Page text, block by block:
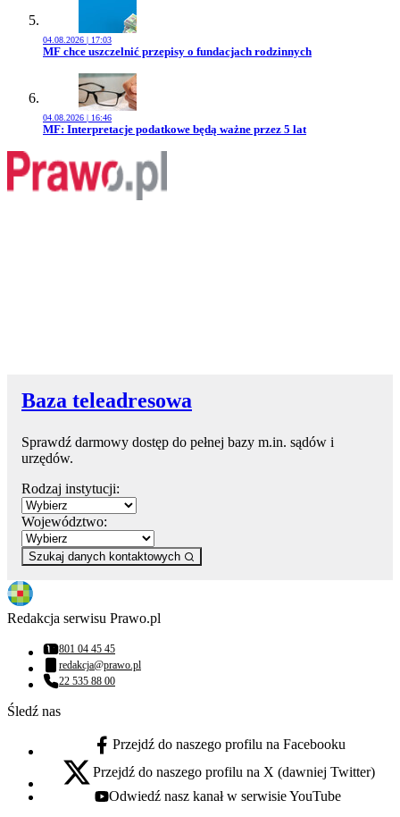
04.08.2026 | 17:03
Przejdź do artykułu:
MF chce uszczelnić przepisy o fundacjach rodzinnych
04.08.2026 | 16:46
Przejdź do artykułu:
MF: Interpretacje podatkowe będą ważne przez 5 lat
Baza teleadresowa
Sprawdź darmowy dostęp do pełnej bazy m.in. sądów i
urzędów.
Rodzaj instytucji:
Województwo:
Szukaj danych kontaktowych
Redakcja serwisu Prawo.pl
Numer telefonu:
801 04 45 45
Adres email:
redakcja@prawo.pl
Numer telefonu:
22 535 88 00
Śledź nas
facebook - otwiera się w nowej karcie
Przejdź do naszego profilu na Facebooku
x - otwiera się w nowej karcie
Przejdź do naszego profilu na X (dawniej Twitter)
youtube - otwiera się w nowej karcie
Odwiedź nasz kanał w serwisie YouTube